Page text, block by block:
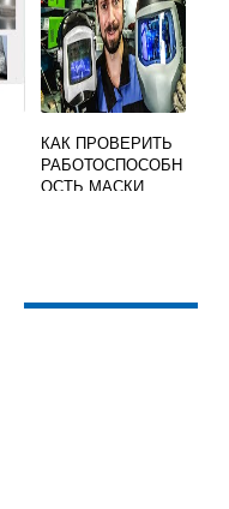
КАК ПРОВЕРИТЬ
РАБОТОСПОСОБН
ОСТЬ МАСКИ